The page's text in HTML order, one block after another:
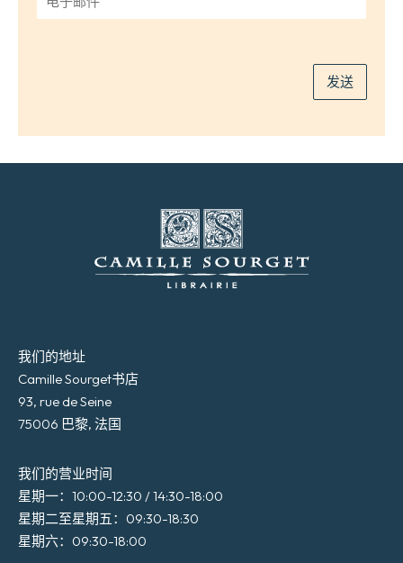
子
发送
我们的地址
Camille Sourget书店
93, rue de Seine
75006 巴黎, 法国
我们的营业时间
星期一：10:00-12:30 / 14:30-18:00
星期二至星期五：09:30-18:30
星期六：09:30-18:00